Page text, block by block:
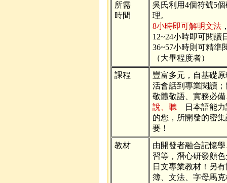
所需
時間
吳氏利用4個符號5
理。
8小時即可解明文法
12~24小時即可閱讀
36~57小時則可精準
（大畢程度者）
課程
豐富多元，自基礎
活會話到專業閱讀
敬體敬語、實務必備
說、聽 日本語能力
的您，所開發的密
要！
教材
由開發者融合記憶
習等，潛心研發顏
日文專業教材！另
簿、文法、字母馬